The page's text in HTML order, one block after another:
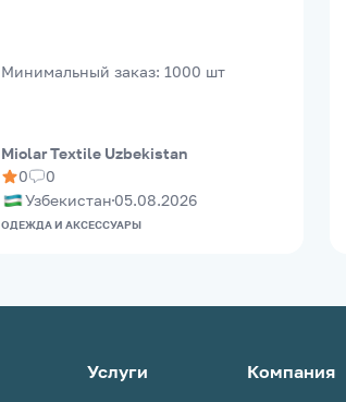
Минимальный заказ: 1000 шт
Miolar Textile Uzbekistan
0
0
Узбекистан 05.08.2026
ОДЕЖДА И АКСЕССУАРЫ
Услуги Компания